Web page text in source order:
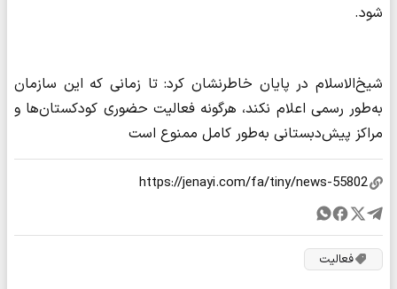
شود.
شیخ‌الاسلام در پایان خاطرنشان کرد: تا زمانی که این سازمان
به‌طور رسمی اعلام نکند، هرگونه فعالیت حضوری کودکستان‌ها و
مراکز پیش‌دبستانی به‌طور کامل ممنوع است
فعالیت